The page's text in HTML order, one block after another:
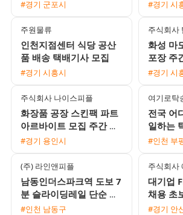
#경기 군포시 #경기 시
주원물류
인천지점센터 식당 공산
품 배송 택배기사 모집
#경기 시흥시
주식회사
화성 마
포장 주
#경기 시
주식회사 나이스피플
화장품 공장 스킨팩 파트
아르바이트 모집 주간 야
간 선택
#경기 용인시
여기로탁
전국 어
일하는
집 / 월
#인천 부
(주) 라인앤피플
남동인더스파크역 도보 7
분 슬라이딩레일 단순 생
산직 남녀 모집 냉난방 완
#인천 남동구
주식회사
대기업
채용 초
대 및 통
#경기 안